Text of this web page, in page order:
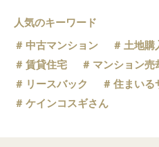
人気のキーワード
中古マンション
土地購
賃貸住宅
マンション売
リースバック
住まいる
ケインコスギさん